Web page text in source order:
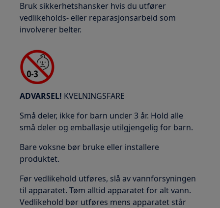
Bruk sikkerhetshansker hvis du utfører
vedlikeholds- eller reparasjonsarbeid som
involverer belter.
ADVARSEL! KVELNINGSFARE
Små deler, ikke for barn under 3 år. Hold alle
små deler og emballasje utilgjengelig for barn.
Bare voksne bør bruke eller installere
produktet.
Før vedlikehold utføres, slå av vannforsyningen
til apparatet. Tøm alltid apparatet for alt vann.
Vedlikehold bør utføres mens apparatet står